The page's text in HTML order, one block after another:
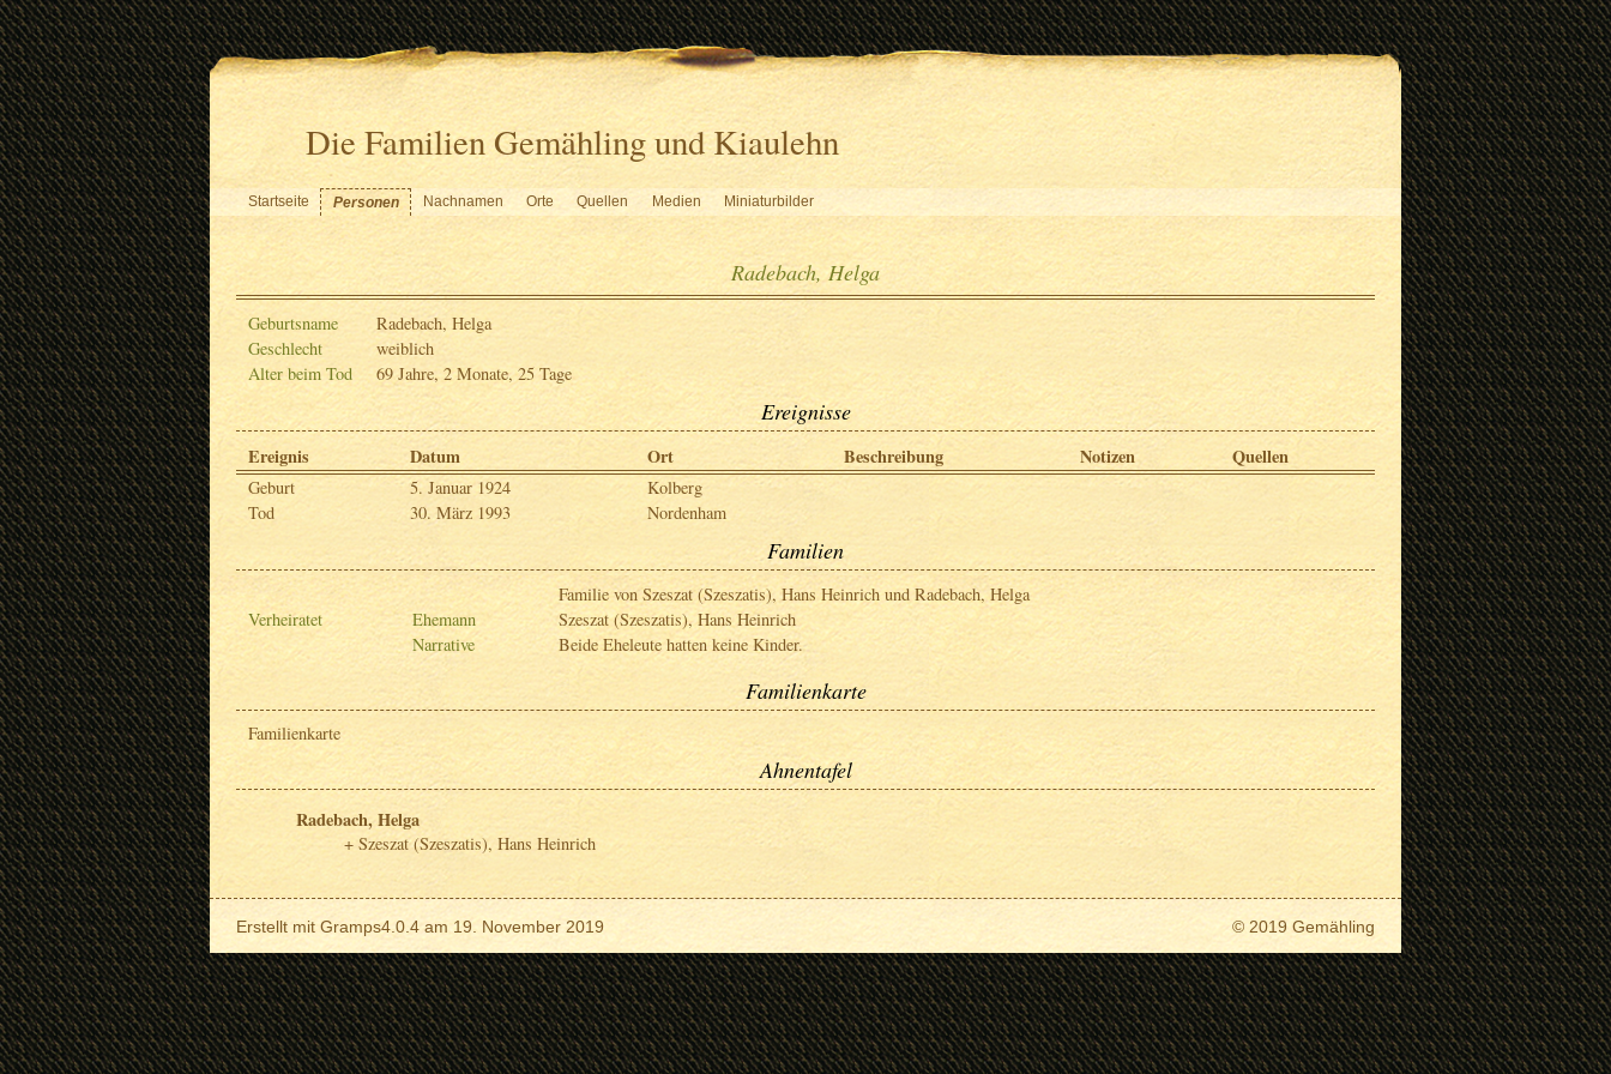
Die Familien Gemähling und Kiaulehn
Startseite Personen Nachnamen Orte Quellen Medien Miniaturbilder
Radebach, Helga
Geburtsname
Radebach, Helga
Geschlecht
weiblich
Alter beim Tod
69 Jahre, 2 Monate, 25 Tage
Ereignisse
Ereignis Datum Ort Beschreibung Notizen Quellen
Geburt 5. Januar 1924
Kolberg
Tod
30. März 1993 Nordenham
Familien
Familie von Szeszat (Szeszatis), Hans Heinrich und Radebach, Helga
Verheiratet
Ehemann
Szeszat (Szeszatis), Hans Heinrich
Narrative
Beide Eheleute hatten keine Kinder.
Familienkarte
Familienkarte
Ahnentafel
Radebach, Helga
Szeszat (Szeszatis), Hans Heinrich
Erstellt mit Gramps4.0.4 am 19. November 2019 © 2019 Gemähling